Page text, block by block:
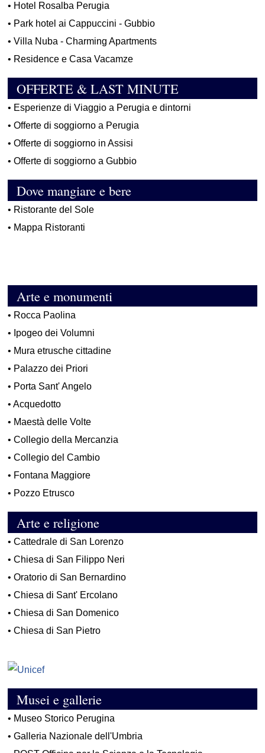
• Hotel Rosalba Perugia
• Park hotel ai Cappuccini - Gubbio
•Villa Nuba - Charming Apartments
• Residence e Casa Vacamze
OFFERTE & LAST MINUTE
• Esperienze di Viaggio a Perugia e dintorni
•Offerte di soggiorno a Perugia
•Offerte di soggiorno in Assisi
•Offerte di soggiorno a Gubbio
Dove mangiare e bere
• Ristorante del Sole
• Mappa Ristoranti
Arte e monumenti
• Rocca Paolina
• Ipogeo dei Volumni
• Mura etrusche cittadine
• Palazzo dei Priori
• Porta Sant' Angelo
•Acquedotto
• Maestà delle Volte
•Collegio della Mercanzia
•Collegio del Cambio
• Fontana Maggiore
• Pozzo Etrusco
Arte e religione
•Cattedrale di San Lorenzo
•Chiesa di San Filippo Neri
•Oratorio di San Bernardino
•Chiesa di Sant' Ercolano
•Chiesa di San Domenico
•Chiesa di San Pietro
Musei e gallerie
• Museo Storico Perugina
•Galleria Nazionale dell'Umbria